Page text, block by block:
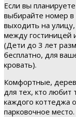
Если вы
выбирайте номер в
выходить на улицу,
между гостиницей
(Дети до 3 лет
бесплатно, для
кровать).
Комфортные,
для тех, кто любит
каждого коттеджа
парковочное место.